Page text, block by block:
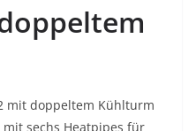
mit doppeltem Kühlturm
sechs Heatpipes für